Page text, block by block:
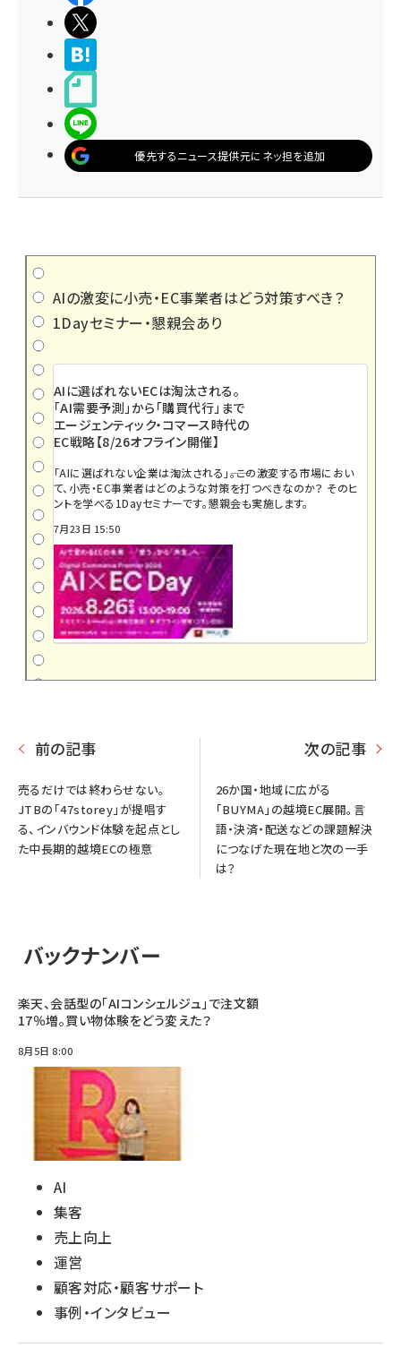
優先するニュース提供元にネッ担を追加
AIの激変に小売・EC事業者はどう対策すべき？
1Dayセミナー・懇親会あり
AIに選ばれないECは淘汰される。
「AI需要予測」から「購買代行」まで
エージェンティック・コマース時代の
EC戦略【8/26オフライン開催】
「AIに選ばれない企業は淘汰される」――。この激変する市場におい
て、小売・EC事業者はどのような対策を打つべきなのか？ そのヒ
ントを学べる1Dayセミナーです。懇親会も実施します。
7月23日 15:50
前の記事
売るだけでは終わらせない。
JTBの「47storey」が提唱す
る、インバウンド体験を起点とし
た中長期的越境ECの極意
次の記事
26か国・地域に広がる
「BUYMA」の越境EC展開。言
語・決済・配送などの課題解決
につなげた現在地と次の一手
は？
バックナンバー
楽天、会話型の「AIコンシェルジュ」で注文額
17％増。買い物体験をどう変えた？
8月5日 8:00
AI
集客
売上向上
運営
顧客対応・顧客サポート
事例・インタビュー